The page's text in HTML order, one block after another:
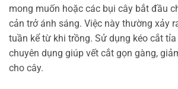
mong muốn hoặc các bụi cây bắt đầu
cản trở ánh sáng. Việc này thường xảy
tuần kể từ khi trồng. Sử dụng kéo cắt
chuyên dụng giúp vết cắt gọn gàng,
cho cây.